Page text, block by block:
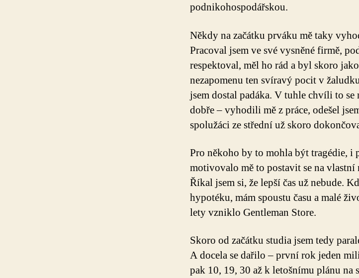
podnikohospodářskou.
Někdy na začátku prváku mě taky
Pracoval jsem ve své vysněné firmě,
respektoval, měl ho rád a byl skoro
nezapomenu ten svíravý pocit v
jsem dostal padáka. V tuhle chvíli to
dobře – vyhodili mě z práce, odešel
spolužáci ze střední už skoro
Pro někoho by to mohla být tragédie, i
motivovalo mě to postavit se na
Říkal jsem si, že lepší čas už nebude.
hypotéku, mám spoustu času a malé
lety vzniklo Gentleman Store.
Skoro od začátku studia jsem tedy
A docela se dařilo – první rok jeden
pak 10, 19, 30 až k letošnímu plánu